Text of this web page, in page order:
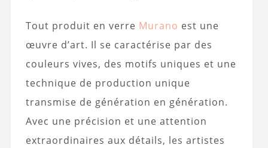
Tout produit en verre Murano est une
œuvre d’art. Il se caractérise par des
couleurs vives, des motifs uniques et une
technique de production unique
transmise de génération en génération.
Avec une précision et une attention
extraordinaires aux détails, les artistes